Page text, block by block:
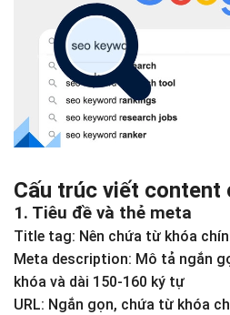
Cấu trúc viết content
1. Tiêu đề và thẻ meta
Title tag: Nên chứa từ khóa
Meta description: Mô tả ngắn
khóa và dài 150-160 ký tự
URL: Ngắn gọn, chứa từ khóa